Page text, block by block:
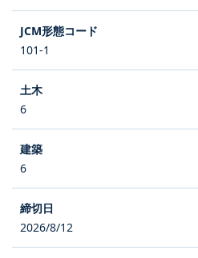
101-1
6
6
2026/8/12